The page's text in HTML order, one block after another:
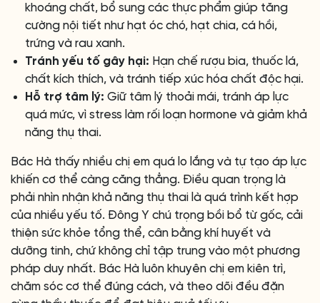
khoáng chất, bổ sung các thực phẩm giúp tăng
cường nội tiết như hạt óc chó, hạt chia, cá hồi,
trứng và rau xanh.
Tránh yếu tố gây hại: Hạn chế rượu bia, thuốc lá,
chất kích thích, và tránh tiếp xúc hóa chất độc hại.
Hỗ trợ tâm lý: Giữ tâm lý thoải mái, tránh áp lực
quá mức, vì stress làm rối loạn hormone và giảm khả
năng thụ thai.
Bác Hà thấy nhiều chị em quá lo lắng và tự tạo áp lực
khiến cơ thể càng căng thẳng. Điều quan trọng là
phải nhìn nhận khả năng thụ thai là quá trình kết hợp
của nhiều yếu tố. Đông Y chú trọng bồi bổ từ gốc, cải
thiện sức khỏe tổng thể, cân bằng khí huyết và
dưỡng tinh, chứ không chỉ tập trung vào một phương
pháp duy nhất. Bác Hà luôn khuyên chị em kiên trì,
chăm sóc cơ thể đúng cách, và theo dõi đều đặn